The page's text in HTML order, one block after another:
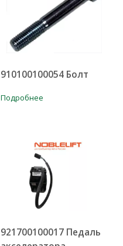
910100100054 Болт
Подробнее
921700100017 Педаль